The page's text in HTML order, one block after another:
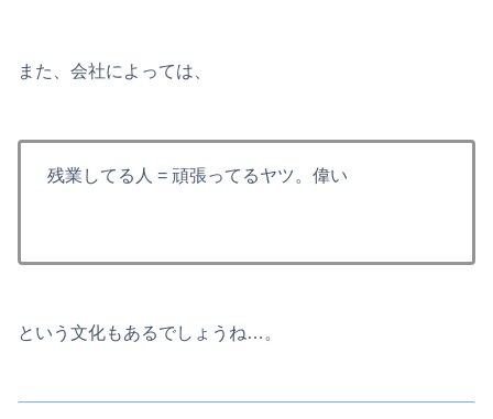
また、会社によっては、
残業してる人 = 頑張ってるヤツ。偉い
という文化もあるでしょうね…。